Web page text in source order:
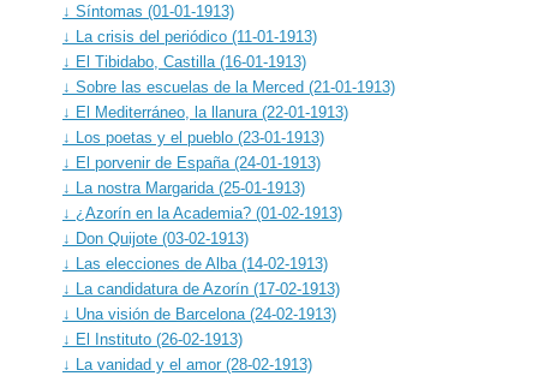
↓ Síntomas (01-01-1913)
↓ La crisis del periódico (11-01-1913)
↓ El Tibidabo, Castilla (16-01-1913)
↓ Sobre las escuelas de la Merced (21-01-1913)
↓ El Mediterráneo, la llanura (22-01-1913)
↓ Los poetas y el pueblo (23-01-1913)
↓ El porvenir de España (24-01-1913)
↓ La nostra Margarida (25-01-1913)
↓ ¿Azorín en la Academia? (01-02-1913)
↓ Don Quijote (03-02-1913)
↓ Las elecciones de Alba (14-02-1913)
↓ La candidatura de Azorín (17-02-1913)
↓ Una visión de Barcelona (24-02-1913)
↓ El Instituto (26-02-1913)
↓ La vanidad y el amor (28-02-1913)